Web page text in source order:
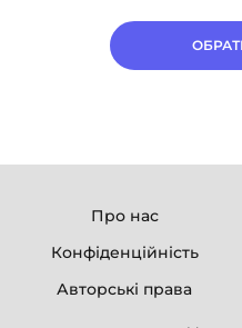
Про нас
Конфіденційність
Авторські права